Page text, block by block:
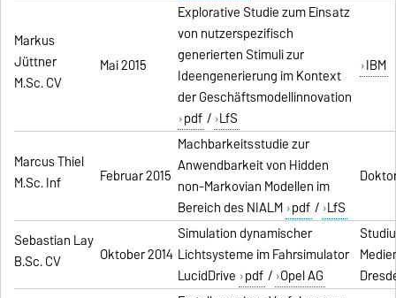
Markus
Jüttner
M.Sc. CV
Mai 2015
Explorative Studie zum Einsatz
von nutzerspezifisch
generierten Stimuli zur
Ideengenerierung im Kontext
der Geschäftsmodellinnovation
pdf / LfS
IBM
Marcus Thiel
M.Sc. Inf
Februar 2015
Machbarkeitsstudie zur
Anwendbarkeit von Hidden
non-Markovian Modellen im
Bereich des NIALM pdf / LfS
Sebastian Lay
B.Sc. CV
Oktober 2014
Simulation dynamischer
Lichtsysteme im Fahrsimulator
LucidDrive pdf / Opel AG